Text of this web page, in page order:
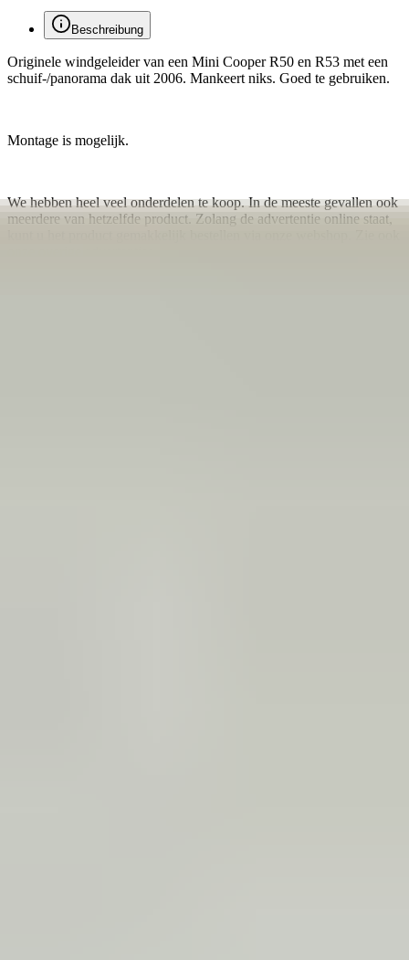
Beschreibung
Originele windgeleider van een Mini Cooper R50 en R53 met een
schuif-/panorama dak uit 2006. Mankeert niks. Goed te gebruiken.
Montage is mogelijk.
We hebben heel veel onderdelen te koop. In de meeste gevallen ook
meerdere van hetzelfde product. Zolang de advertentie online staat,